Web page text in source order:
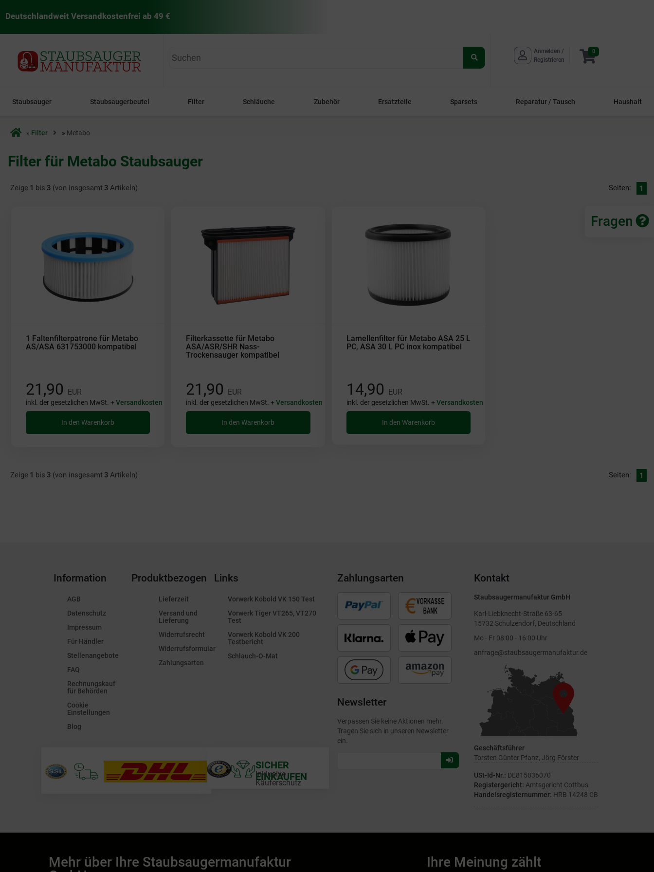
Deutschlandweit Versandkostenfrei ab 49 €
staubsaugermanufaktur
starten
Anmelden /
Registrieren
0
Staubsauger Staubsaugerbeutel Filter Schläuche Zubehör Ersatzteile Sparsets Reparatur / Tausch Haushalt
Startseite
» Filter » Metabo
Filter für Metabo Staubsauger
Zeige 1 bis 3 (von insgesamt 3 Artikeln) Seiten: 1
1 Faltenfilterpatrone für Metabo
AS/ASA 631753000 kompatibel
21,90 EUR
inkl. der gesetzlichen MwSt. +Versandkosten
In den Warenkorb
Filterkassette für Metabo
ASA/ASR/SHR Nass-
Trockensauger kompatibel
21,90 EUR
inkl. der gesetzlichen MwSt. +Versandkosten
In den Warenkorb
Lamellenfilter für Metabo ASA 25 L
PC, ASA 30 L PC inox kompatibel
14,90 EUR
inkl. der gesetzlichen MwSt. +Versandkosten
In den Warenkorb
Zeige 1 bis 3 (von insgesamt 3 Artikeln) Seiten: 1
Information
AGB
Datenschutz
Impressum
Für Händler
Stellenangebote
FAQ
Rechnungskauf
für Behörden
Cookie
Einstellungen
Blog
Produktbezogen
Lieferzeit
Versand und
Lieferung
Widerrufsrecht
Widerrufsformular
Zahlungsarten
Links
Vorwerk Kobold VK 150 Test
Vorwerk Tiger VT265, VT270
Test
Vorwerk Kobold VK 200
Testbericht
Schlauch-O-Mat
SICHER
EINKAUFEN
Inklusive
Käuferschutz
Zahlungsarten
Newsletter
Verpassen Sie keine Aktionen mehr.
Tragen Sie sich in unseren Newsletter
ein.
Für
Newsletter
anmelden
Kontakt
Staubsaugermanufaktur GmbH
Karl-Liebknecht-Straße 63-65
15732 Schulzendorf, Deutschland
Mo - Fr 08:00 - 16:00 Uhr
anfrage@staubsaugermanufaktur.de
Geschäftsführer
Torsten Günter Pfanz, Jörg Förster
USt-Id-Nr.: DE815836070
Registergericht: Amtsgericht Cottbus
Handelsregisternummer: HRB 14248 CB
Mehr über Ihre Staubsaugermanufaktur
Ihre Meinung zählt
Fragen